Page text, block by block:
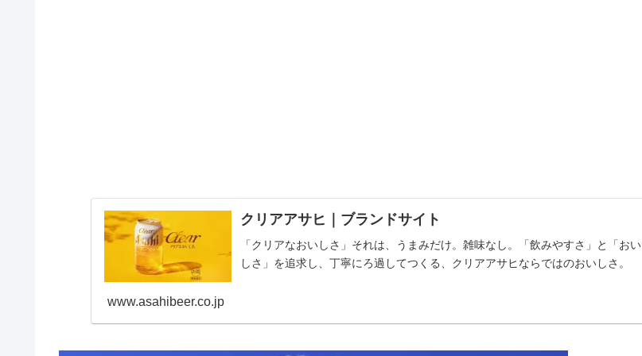
クリアアサヒ｜ブランドサイト
「クリアなおいしさ」それは、うまみだけ。雑味なし。「飲みやすさ」と「おい
しさ」を追求し、丁寧にろ過してつくる、クリアアサヒならではのおいしさ。
www.asahibeer.co.jp